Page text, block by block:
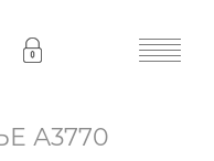
А3770